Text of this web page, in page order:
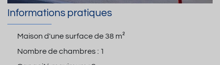
Informations pratiques
Maison d'une surface de38 m²
Nombre de chambres : 1